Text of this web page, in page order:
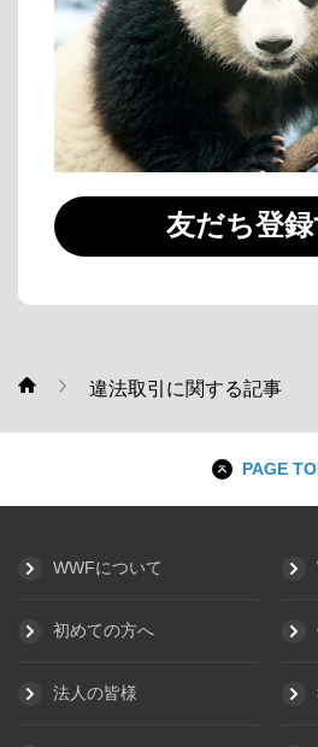
友だち登
WWF 違法取引に関する記事
PAGE
WWFについて
初めての方へ
法人の皆様